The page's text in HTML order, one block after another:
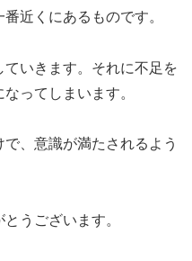
近くにあるものです。
いきます。それに不足を
ってしまいます。
、意識が満たされるよう
うございます。